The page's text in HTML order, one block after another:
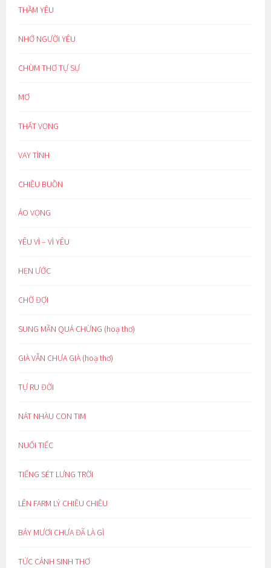
THẦM YÊU
NHỚ NGƯỜI YÊU
CHÙM THƠ TỰ SỰ
MƠ
THẤT VỌNG
VAY TÌNH
CHIỀU BUỒN
ẢO VỌNG
YÊU VÌ – VÌ YÊU
HẸN ƯỚC
CHỜ ĐỢI
SUNG MÃN QUÁ CHỪNG (hoạ thơ)
GIÀ VẪN CHƯA GIÀ (hoạ thơ)
TỰ RU ĐỜI
NÁT NHÀU CON TIM
NUỐI TIẾC
TIẾNG SÉT LƯNG TRỜI
LÊN FARM LÝ CHIỀU CHIỀU
BẢY MƯƠI CHƯA ĐÃ LÀ GÌ
TỨC CẢNH SINH THƠ